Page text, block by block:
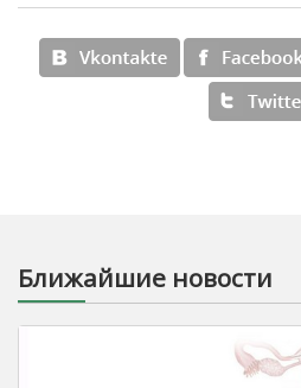
Ближайшие новости